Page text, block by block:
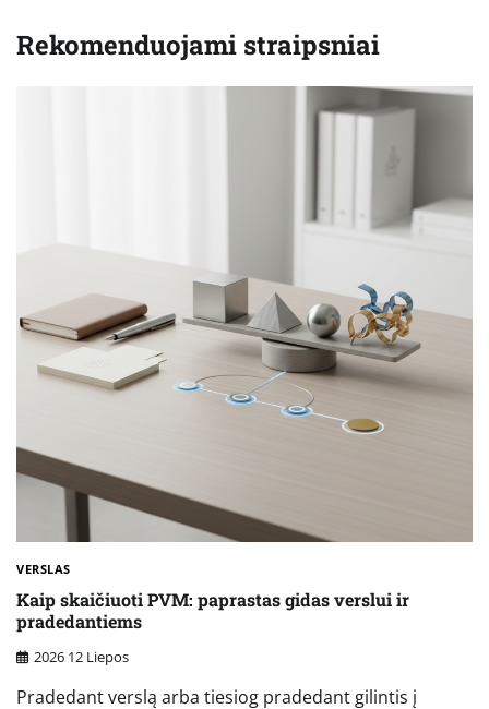
Rekomenduojami straipsniai
VERSLAS
Kaip skaičiuoti PVM: paprastas gidas verslui ir
pradedantiems
2026 12 Liepos
Pradedant verslą arba tiesiog pradedant gilintis į